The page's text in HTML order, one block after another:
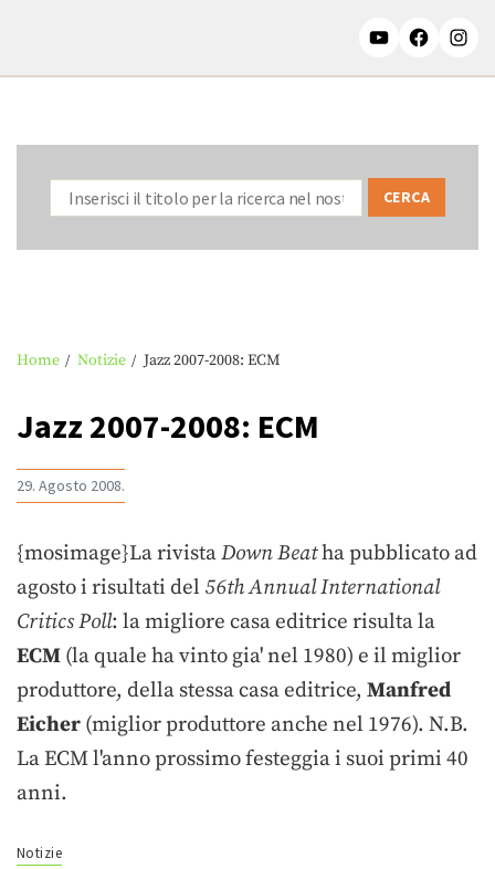
Home Notizie Jazz 2007-2008: ECM
Jazz 2007-2008: ECM
29. Agosto 2008.
{mosimage}La rivistaDown Beatha pubblicato ad
agosto i risultati del 56th Annual International
Critics Poll: la migliore casa editrice risulta la
ECM (la quale ha vinto gia' nel 1980) e il miglior
produttore, della stessa casa editrice, Manfred
Eicher (miglior produttore anche nel 1976). N.B.
La ECM l'anno prossimo festeggia i suoi primi 40
anni.
Notizie